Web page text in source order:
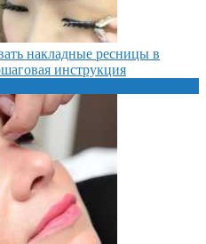
накладные ресницы в
инструкция